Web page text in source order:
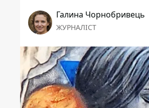
Галина Чорнобривець
ЖУРНАЛІСТ